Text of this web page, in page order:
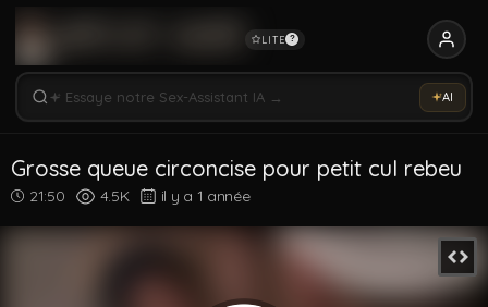
LITE ?
Rechercher vidéos, modèles, tags...
Essaye notre Sex-Assistant IA →
AI
Grosse queue circoncise pour petit cul rebeu
21:50 4.5K il y a 1 année